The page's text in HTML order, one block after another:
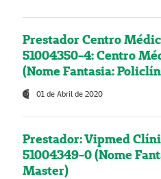
Prestador Centro
51004350-4: Centro
(Nome Fantasia:
01 de Abril de 2020
Prestador: Vipmed
51004349-0 (Nome
Master)